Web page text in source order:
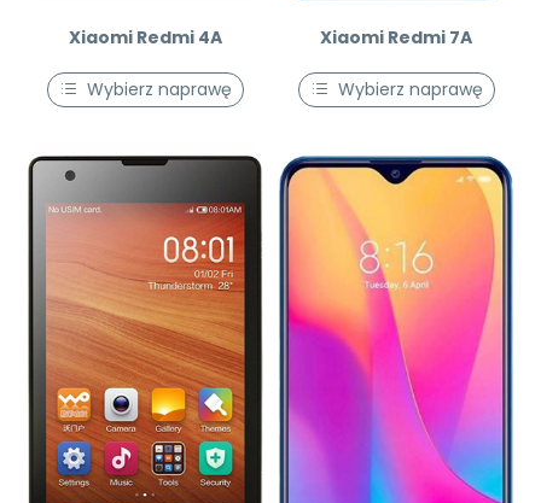
Xiaomi Redmi 4A
Wybierz naprawę
Xiaomi Redmi 7A
Wybierz naprawę